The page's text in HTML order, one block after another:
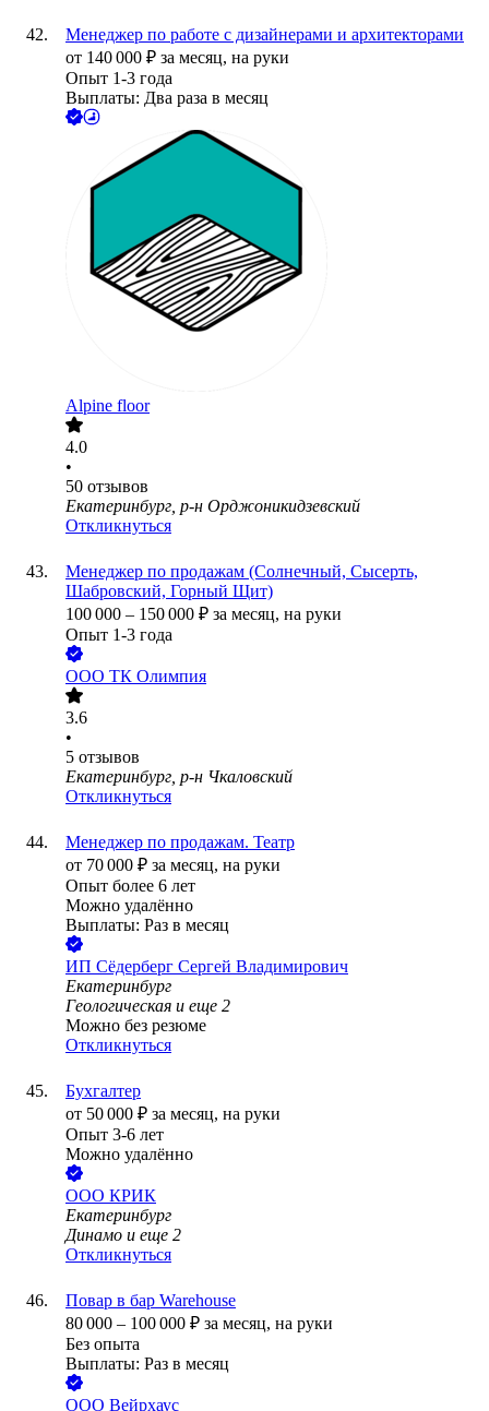
Менеджер по работе с дизайнерами и архитекторами
от 140 000 ₽ за месяц, на руки
Опыт 1-3 года
Выплаты: Два раза в месяц
Alpine floor
4.0
•
50 отзывов
Екатеринбург, р-н Орджоникидзевский
Откликнуться
Менеджер по продажам (Солнечный, Сысерть,
Шабровский, Горный Щит)
100 000 – 150 000 ₽ за месяц, на руки
Опыт 1-3 года
ООО ТК Олимпия
3.6
•
5 отзывов
Екатеринбург, р-н Чкаловский
Откликнуться
Менеджер по продажам. Театр
от 70 000 ₽ за месяц, на руки
Опыт более 6 лет
Можно удалённо
Выплаты: Раз в месяц
ИП Сёдерберг Сергей Владимирович
Екатеринбург
Геологическая и еще 2
Можно без резюме
Откликнуться
Бухгалтер
от 50 000 ₽ за месяц, на руки
Опыт 3-6 лет
Можно удалённо
ООО КРИК
Екатеринбург
Динамо и еще 2
Откликнуться
Повар в бар Warehouse
80 000 – 100 000 ₽ за месяц, на руки
Без опыта
Выплаты: Раз в месяц
ООО Вейрхаус